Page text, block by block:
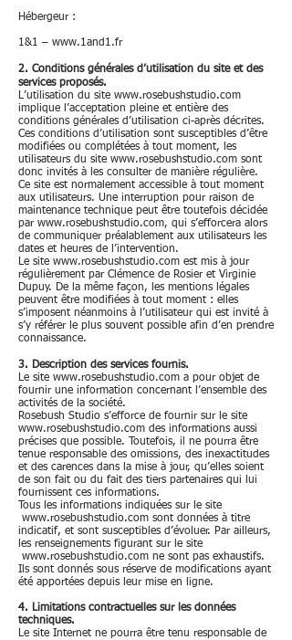
Hébergeur :
1&1 – www.1and1.fr
2. Conditions générales d’utilisation du site et des
services proposés.
L’utilisation du site www.rosebushstudio.com
implique l’acceptation pleine et entière des
conditions générales d’utilisation ci-après décrites.
Ces conditions d’utilisation sont susceptibles d’être
modifiées ou complétées à tout moment, les
utilisateurs du site www.rosebushstudio.com sont
donc invités à les consulter de manière régulière.
Ce site est normalement accessible à tout moment
aux utilisateurs. Une interruption pour raison de
maintenance technique peut être toutefois décidée
par www.rosebushstudio.com, qui s’efforcera alors
de communiquer préalablement aux utilisateurs les
dates et heures de l’intervention.
Le site www.rosebushstudio.com est mis à jour
régulièrement par Clémence de Rosier et Virginie
Dupuy. De la même façon, les mentions légales
peuvent être modifiées à tout moment : elles
s’imposent néanmoins à l’utilisateur qui est invité à
s’y référer le plus souvent possible afin d’en prendre
connaissance.
3. Description des services fournis.
Le site www.rosebushstudio.com a pour objet de
fournir une information concernant l’ensemble des
activités de la société.
Rosebush Studio s’efforce de fournir sur le site
www.rosebushstudio.com des informations aussi
précises que possible. Toutefois, il ne pourra être
tenue responsable des omissions, des inexactitudes
et des carences dans la mise à jour, qu’elles soient
de son fait ou du fait des tiers partenaires qui lui
fournissent ces informations.
Tous les informations indiquées sur le site
www.rosebushstudio.com sont données à titre
indicatif, et sont susceptibles d’évoluer. Par ailleurs,
les renseignements figurant sur le site
www.rosebushstudio.com ne sont pas exhaustifs.
Ils sont donnés sous réserve de modifications ayant
été apportées depuis leur mise en ligne.
4. Limitations contractuelles sur les données
techniques.
Le site Internet ne pourra être tenu responsable de